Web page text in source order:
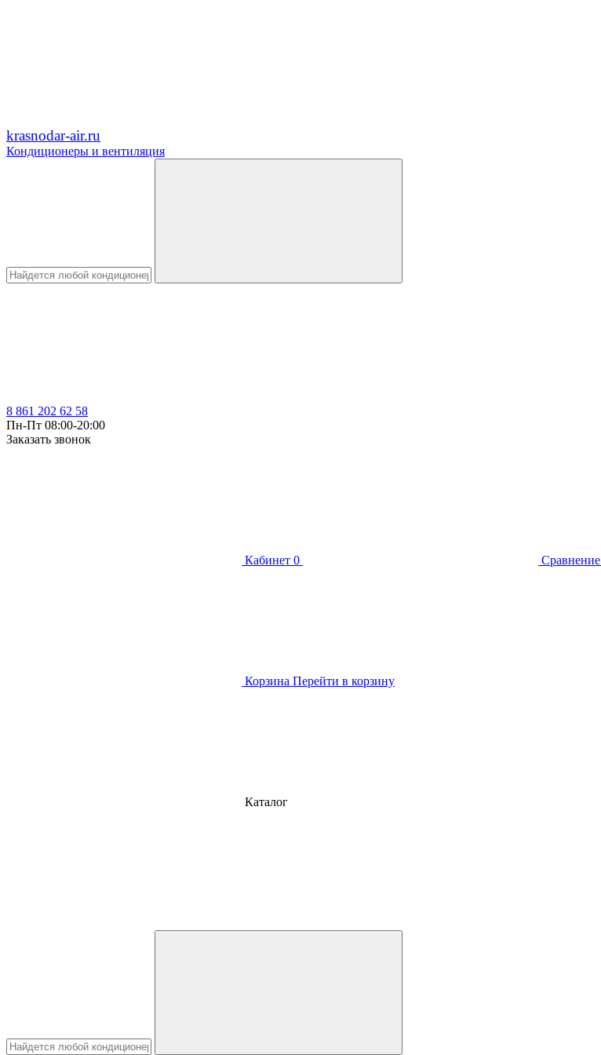
krasnodar-air.ru
Кондиционеры и вентиляция
8 861 202 62 58
Пн-Пт 08:00-20:00
Заказать звонок
Кабинет 0 Сравнение
Корзина Перейти в корзину
Каталог